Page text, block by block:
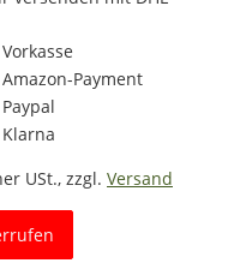
USt., zzgl. Versand